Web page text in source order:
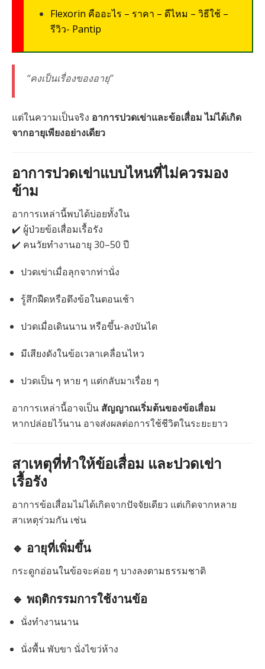
Flexorin คืออะไร – ราคา – ดีไหม – วิธีใช้ –
รีวิว- Pantip
“คงเป็นเรื่องของอายุ”
แต่ในความเป็นจริง อาการปวดเข่าและข้อเสื่อม ไม่ได้เกิด
จากอายุเพียงอย่างเดียว
อาการปวดเข่าแบบไหนที่ไม่ควรมอง
ข้าม
อาการเหล่านี้พบได้บ่อยทั้งใน
✔️ ผู้ป่วยข้อเสื่อมเรื้อรัง
✔️ คนวัยทำงานอายุ 30–50 ปี
ปวดเข่าเมื่อลุกจากท่านั่ง
รู้สึกฝืดหรือตึงข้อในตอนเช้า
ปวดเมื่อเดินนาน หรือขึ้น-ลงบันได
มีเสียงดังในข้อเวลาเคลื่อนไหว
ปวดเป็น ๆ หาย ๆ แต่กลับมาเรื่อย ๆ
อาการเหล่านี้อาจเป็น สัญญาณเริ่มต้นของข้อเสื่อม
หากปล่อยไว้นาน อาจส่งผลต่อการใช้ชีวิตในระยะยาว
สาเหตุที่ทำให้ข้อเสื่อม และปวดเข่า
เรื้อรัง
อาการข้อเสื่อมไม่ได้เกิดจากปัจจัยเดียว แต่เกิดจากหลาย
สาเหตุร่วมกัน เช่น
🔹 อายุที่เพิ่มขึ้น
กระดูกอ่อนในข้อจะค่อย ๆ บางลงตามธรรมชาติ
🔹 พฤติกรรมการใช้งานข้อ
นั่งทำงานนาน
นั่งพื้น พับขา นั่งไขว่ห้าง